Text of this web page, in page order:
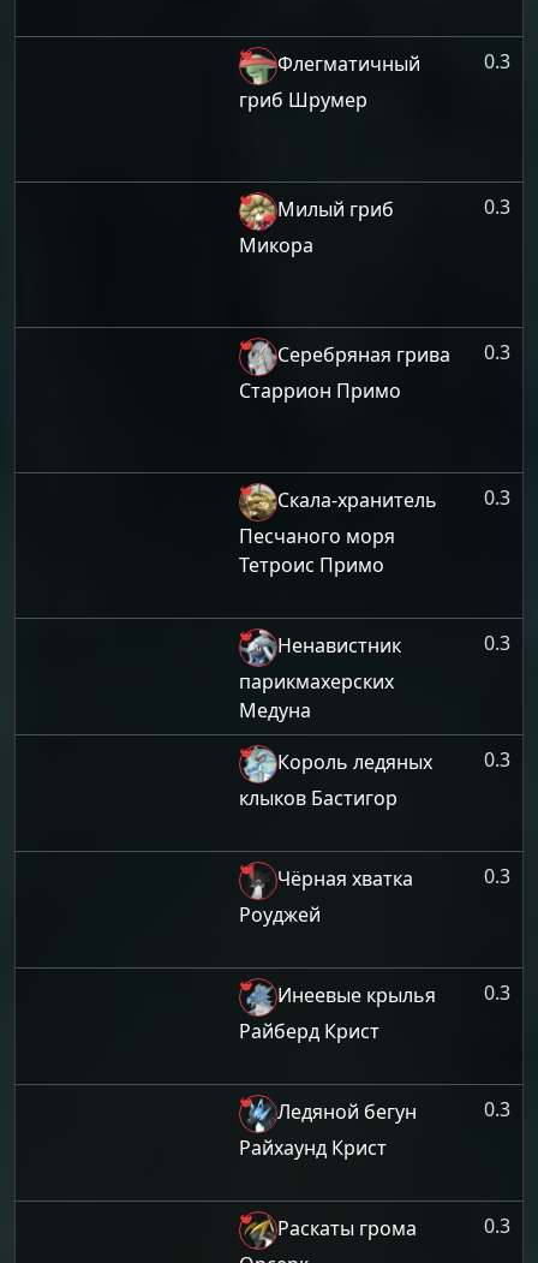
Флегматичный
гриб Шрумер
0.3
Милый гриб
Микора
0.3
Серебряная грива
Старрион Примо
0.3
Скала-хранитель
Песчаного моря
Тетроис Примо
0.3
Ненавистник
парикмахерских
Медуна
0.3
Король ледяных
клыков Бастигор
0.3
Чёрная хватка
Роуджей
0.3
Инеевые крылья
Райберд Крист
0.3
Ледяной бегун
Райхаунд Крист
0.3
Раскаты грома
0.3